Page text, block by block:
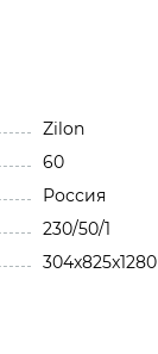
Zilon
60
Россия
230/50/1
304x825x1280